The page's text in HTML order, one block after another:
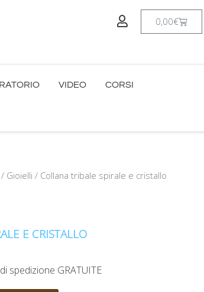
0,00€Carrello
VIDEO CORSI
/ Gioielli / Collana tribale spirale e cristallo
E CRISTALLO
spedizione GRATUITE